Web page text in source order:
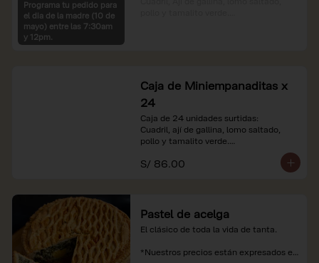
Programa tu pedido para
el dia de la madre (10 de
mayo) entre las 7:30am
y 12pm.
Caja de Miniempanaditas x
24
Caja de 24 unidades surtidas:
Cuadril, ají de gallina, lomo saltado,
pollo y tamalito verde.
*Nuestros precios están expresados en
S/ 86.00
Pastel de acelga
El clásico de toda la vida de tanta.
*Nuestros precios están expresados en